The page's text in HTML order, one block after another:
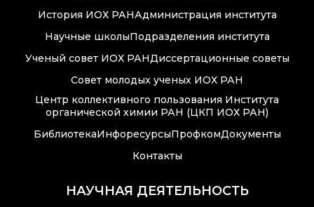
История ИОХ РАНАдминистрация института
Научные школыПодразделения института
Ученый совет ИОХ РАНДиссертационные советы
Совет молодых ученых ИОХ РАН
Центр коллективного пользования Института
органической химии РАН (ЦКП ИОХ РАН)
БиблиотекаИнфоресурсыПрофкомДокументы
Контакты
НАУЧНАЯ ДЕЯТЕЛЬНОСТЬ